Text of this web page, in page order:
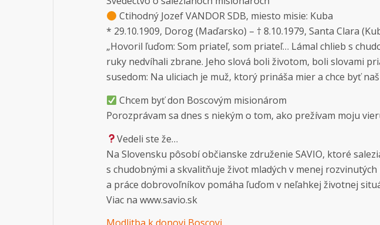
Ctihodný Jozef VANDOR SDB, miesto misie: Kuba
* 29.10.1909, Dorog (Maďarsko) – † 8.10.1979, Santa Clara
„Hovoril ľuďom: Som priateľ, som priateľ… Lámal chlieb s
ruky nedvíhali zbrane. Jeho slová boli životom, boli slovami
susedom: Na uliciach je muž, ktorý prináša mier a chce byť
Chcem byť don Boscovým misionárom
Porozprávam sa dnes s niekým o tom, ako prežívam moju
Vedeli ste že…
Na Slovensku pôsobí občianske združenie SAVIO, ktoré
s chudobnými a skvalitňuje život mladých v menej
a práce dobrovoľníkov pomáha ľuďom v neľahkej životnej
Viac na www.savio.sk